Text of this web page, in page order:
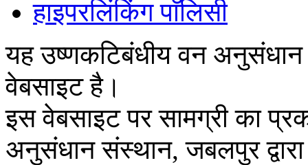
हाइपरलिंकिंग पाॅलिसी
यह उष्णकटिबंधीय वन
वेबसाइट है।
इस वेबसाइट पर सामग्री का
अनुसंधान संस्थान, जबलपुर